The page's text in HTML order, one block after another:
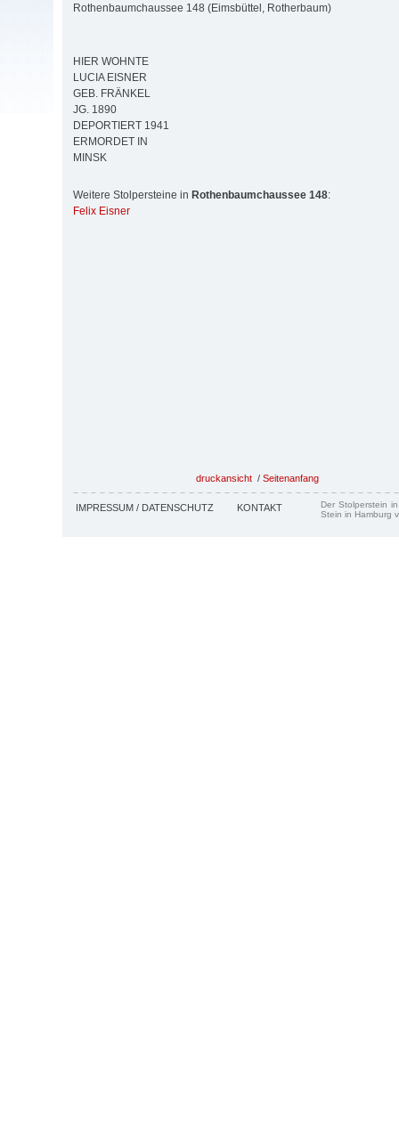
Rothenbaumchaussee 148 (Eimsbüttel, Rotherbaum)
HIER WOHNTE
LUCIA EISNER
GEB. FRÄNKEL
JG. 1890
DEPORTIERT 1941
ERMORDET IN
MINSK
Weitere Stolpersteine in Rothenbaumchaussee 148:
Felix Eisner
druckansicht / Seitenanfang
IMPRESSUM / DATENSCHUTZ KONTAKT
Der Stolperstein
Stein in Hamburg